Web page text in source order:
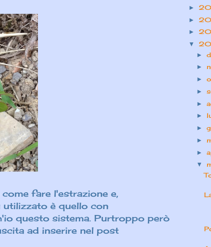
fare l'estrazione e,
è quello con
questo sistema. Purtroppo però
ad inserire nel post
►
►
►
▼
►
►
►
►
►
►
►
►
►
▼